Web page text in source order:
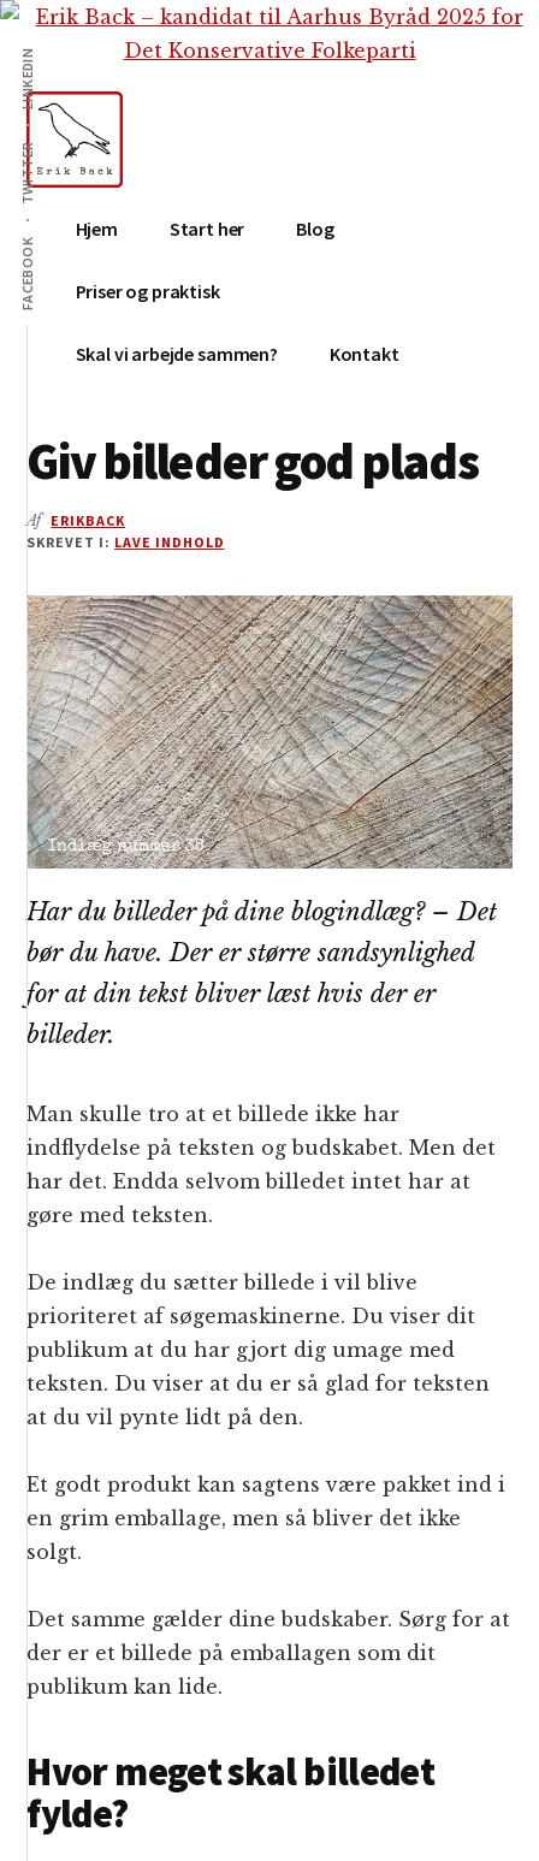
Skip
indhold
Gå
primær
sidebar
Skip
footer
Additional
menu
FACEBOOK
TWITTER
LINKEDIN
Erik
Back
Tekstforfatter,
content
creation,
blog,
medier
Hjem Start her Blog
Priser og praktisk
Skal vi arbejde sammen? Kontakt
Giv billeder god plads
Af ERIKBACK
SKREVET I: LAVE INDHOLD
Har du billeder på dine blogindlæg? – Det
bør du have. Der er større sandsynlighed
for at din tekst bliver læst hvis der er
billeder.
Man skulle tro at et billede ikke har
indflydelse på teksten og budskabet. Men det
har det. Endda selvom billedet intet har at
gøre med teksten.
De indlæg du sætter billede i vil blive
prioriteret af søgemaskinerne. Du viser dit
publikum at du har gjort dig umage med
teksten. Du viser at du er så glad for teksten
at du vil pynte lidt på den.
Et godt produkt kan sagtens være pakket ind i
en grim emballage, men så bliver det ikke
solgt.
Det samme gælder dine budskaber. Sørg for at
der er et billede på emballagen som dit
publikum kan lide.
Hvor meget skal billedet
fylde?